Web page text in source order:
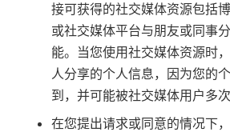
接可获得的社交媒体资源包括
或社交媒体平台与朋友或同事
能。当您使用社交媒体资源时
人分享的个人信息，因为您的
到，并可能被社交媒体用户多次
在您提出请求或同意的情况下